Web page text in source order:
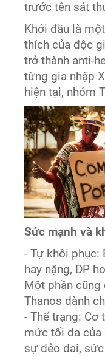
trước tên sát
Khởi đầu là
thích của độc
trở thành anti-
từng gia nhập
hiện tại, nhóm
Sức mạnh và
- Tự khôi phục:
hay nặng, DP
Một phần
Thanos dành
- Thể trạng: Cơ
mức tối da của
sự dẻo dai,